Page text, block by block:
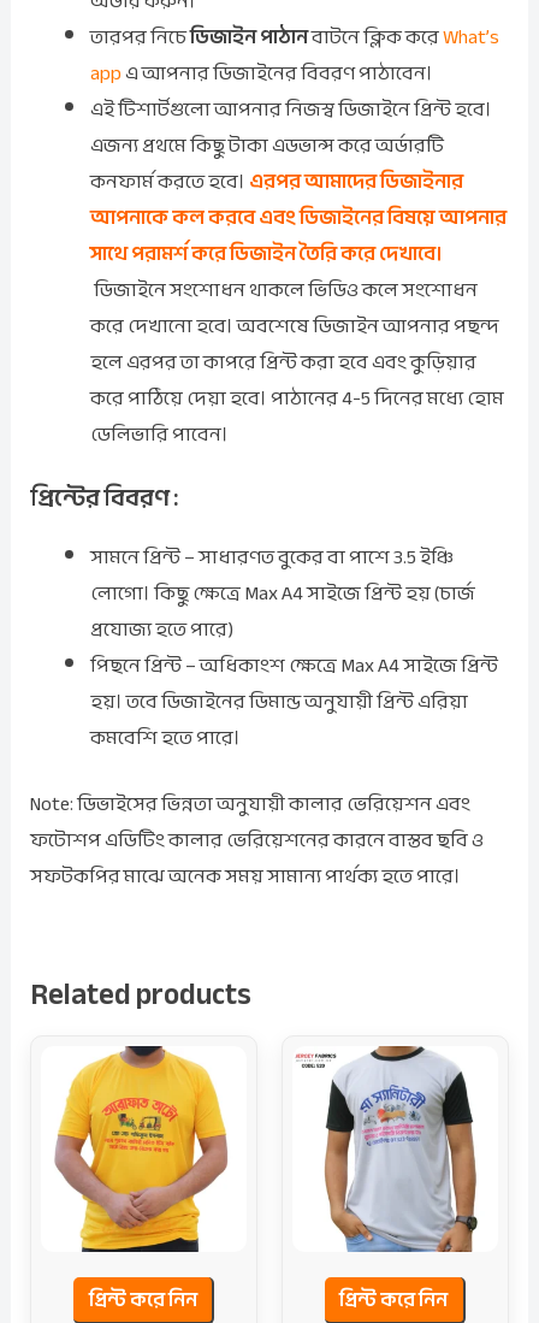
তারপর নিচেডিজাইন পাঠানবাটনে ক্লিক করেWhat’s
appএ আপনার ডিজাইনের বিবরণ পাঠাবেন।
এই টিশার্টগুলো আপনার নিজস্ব ডিজাইনে প্রিন্ট হবে।
এজন্য প্রথমে কিছু টাকা এডভান্স করে অর্ডারটি
কনফার্ম করতে হবে।এরপর আমাদের ডিজাইনার
আপনাকে কল করবে এবং ডিজাইনের বিষয়ে আপনার
সাথে পরামর্শ করে ডিজাইন তৈরি করে দেখাবে।
ডিজাইনে সংশোধন থাকলে ভিডিও কলে সংশোধন
করে দেখানো হবে। অবশেষে ডিজাইন আপনার পছন্দ
হলে এরপর তা কাপরে প্রিন্ট করা হবে এবং কুড়িয়ার
করে পাঠিয়ে দেয়া হবে। পাঠানের 4-5 দিনের মধ্যে হোম
ডেলিভারি পাবেন।
প্রিন্টের বিবরণ :
সামনে প্রিন্ট – সাধারণত বুকের বা পাশে 3.5 ইঞ্চি
লোগো। কিছু ক্ষেত্রে Max A4 সাইজে প্রিন্ট হয় (চার্জ
প্রযোজ্য হতে পারে)
পিছনে প্রিন্ট – অধিকাংশ ক্ষেত্রে Max A4 সাইজে প্রিন্ট
হয়। তবে ডিজাইনের ডিমান্ড অনুযায়ী প্রিন্ট এরিয়া
কমবেশি হতে পারে।
Note: ডিভাইসের ভিন্নতা অনুযায়ী কালার ভেরিয়েশন এবং
ফটোশপ এডিটিং কালার ভেরিয়েশনের কারনে বাস্তব ছবি ও
সফটকপির মাঝে অনেক সময় সামান্য পার্থক্য হতে পারে।
Related products
প্রিন্ট করে নিন প্রিন্ট করে নিন